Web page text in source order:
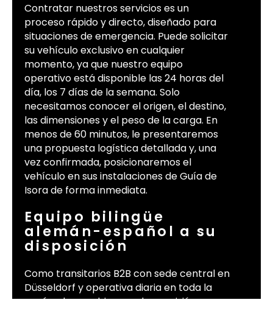
Contratar nuestros servicios es un
proceso rápido y directo, diseñado para
situaciones de emergencia. Puede solicitar
su vehículo exclusivo en cualquier
momento, ya que nuestro equipo
operativo está disponible las 24 horas del
día, los 7 días de la semana. Solo
necesitamos conocer el origen, el destino,
las dimensiones y el peso de la carga. En
menos de 60 minutos, le presentaremos
una propuesta logística detallada y, una
vez confirmada, posicionaremos el
vehículo en sus instalaciones de Guía de
Isora de forma inmediata.
Equipo bilingüe
alemán-español a su
disposición
Como transitarios B2B con sede central en
Düsseldorf y operativa diaria en toda la
península, combinamos la precisión